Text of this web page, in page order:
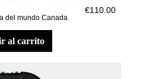
del mundo Canada
€110.00
al carrito